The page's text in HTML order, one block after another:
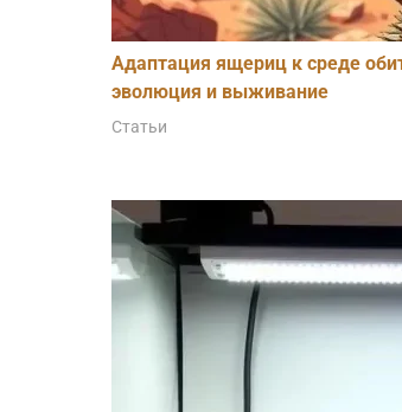
Адаптация ящериц к среде
эволюция и выживание
Статьи